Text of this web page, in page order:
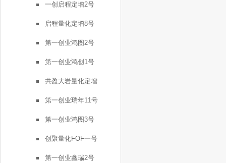
一创启程定增2号
启程量化定增8号
第一创业鸿图2号
第一创业鸿创1号
共盈大岩量化定增
第一创业瑞年11号
第一创业鸿图3号
创聚量化FOF一号
第一创业鑫瑞2号